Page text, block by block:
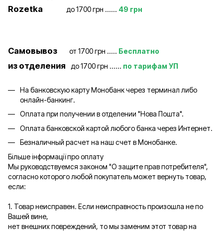
Rozetkaдо 1700 грн ...... 49 грн
Самовывоз от 1700 грн ..... Бесплатно
из отделения до 1700 грн ...... по тарифам УП
На банковскую карту Монобанк через терминал либо
онлайн-банкинг.
Оплата при получении в отделении "Нова Пошта".
Оплата банковской картой любого банка через Интернет.
Безналичный расчет на наш счет в Монобанке.
Більше інформації про оплату
Мы руководствуемся законом "О защите прав потребителя",
согласно которого любой покупатель может вернуть товар,
если:
1. Товар неисправен. Если неисправность произошла не по
Вашей вине,
нет внешних повреждений, то мы заменим этот товар на